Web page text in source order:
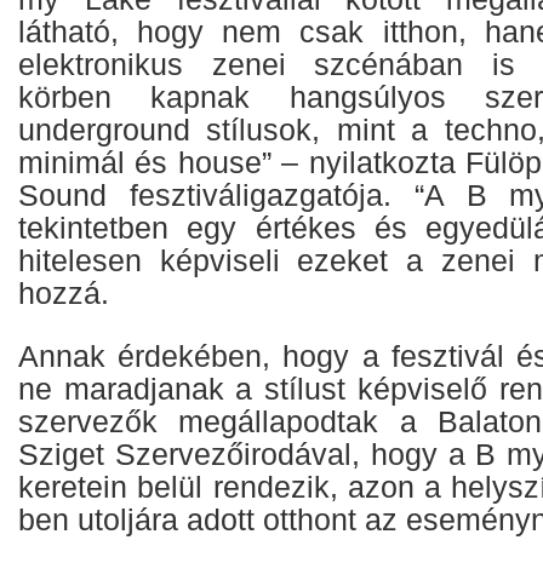
látható, hogy nem csak itthon,
elektronikus zenei szcénában is
körben kapnak hangsúlyos
underground stílusok, mint a
minimál és house” – nyilatkozta
Sound fesztiváligazgatója. “A B
tekintetben egy értékes és
hitelesen képviseli ezeket a zenei
hozzá.
Annak érdekében, hogy a fesztivál
ne maradjanak a stílust képviselő
szervezők megállapodtak a
Sziget Szervezőirodával, hogy a B
keretein belül rendezik, azon a
ben utoljára adott otthont az